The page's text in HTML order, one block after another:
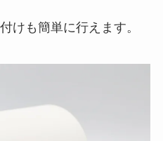
けも簡単に行えます。